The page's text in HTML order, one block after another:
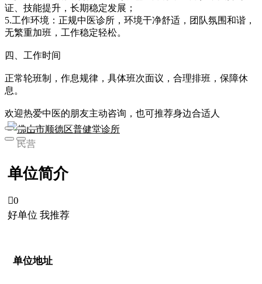
证、技能提升，长期稳定发展；
5.工作环境：正规中医诊所，环境干净舒适，团队氛围和谐，
无繁重加班，工作稳定轻松。
四、工作时间
正常轮班制，作息规律，具体班次面议，合理排班，保障休
息。
欢迎热爱中医的朋友主动咨询，也可推荐身边合适人
佛山市顺德区普健堂诊所
民营
单位简介
0
好单位 我推荐
单位地址